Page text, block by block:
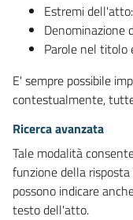
Estremi
Denominazione
Parole nel titolo
E' sempre possibile
contestualmente,
Ricerca avanzata
Tale modalità
funzione della
possono indicare
testo dell'atto.